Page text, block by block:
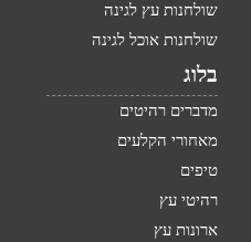
שולחנות עץ לגינה
שולחנות אוכל לגינה
בלוג
מדברים רהיטים
מאחורי הקלעים
טיפים
רהיטי עץ
ארונות עץ